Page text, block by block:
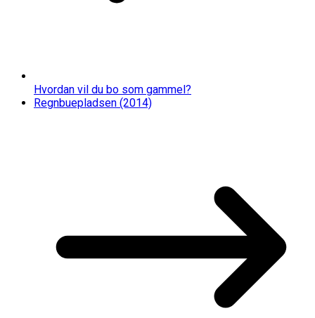
Hvordan vil du bo som gammel?
Regnbuepladsen (2014)